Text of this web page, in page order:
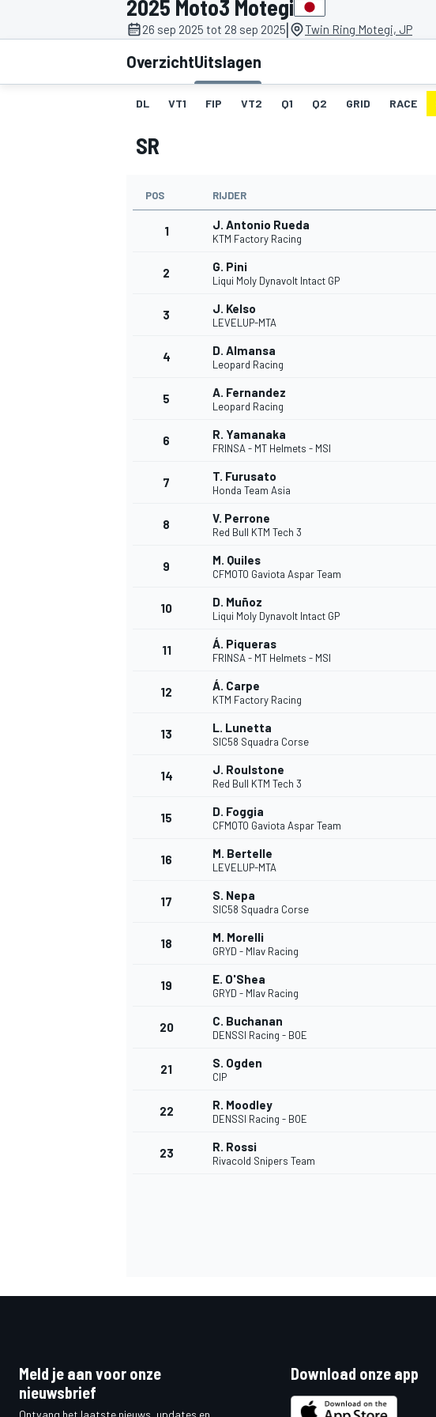
DTM
2025 Moto3 Motegi
26 sep 2025 tot 28 sep 2025| Twin Ring Motegi, JP
OverzichtUitslagen
DL VT1 FIP VT2 Q1 Q2 GRID RACE
SR
POS RIJDER
1 J. Antonio Rueda
KTM Factory Racing
2 G. Pini
Liqui Moly Dynavolt Intact GP
3 J. Kelso
LEVELUP-MTA
4 D. Almansa
Leopard Racing
5 A. Fernandez
Leopard Racing
6 R. Yamanaka
FRINSA - MT Helmets - MSI
7 T. Furusato
Honda Team Asia
8 V. Perrone
Red Bull KTM Tech 3
9 M. Quiles
CFMOTO Gaviota Aspar Team
10 D. Muñoz
Liqui Moly Dynavolt Intact GP
11 Á. Piqueras
FRINSA - MT Helmets - MSI
12 Á. Carpe
KTM Factory Racing
13 L. Lunetta
SIC58 Squadra Corse
14 J. Roulstone
Red Bull KTM Tech 3
15 D. Foggia
CFMOTO Gaviota Aspar Team
16 M. Bertelle
LEVELUP-MTA
17 S. Nepa
SIC58 Squadra Corse
18 M. Morelli
GRYD - Mlav Racing
19 E. O'Shea
GRYD - Mlav Racing
20 C. Buchanan
DENSSI Racing - BOE
21 S. Ogden
CIP
22 R. Moodley
DENSSI Racing - BOE
23 R. Rossi
Rivacold Snipers Team
Meld je aan voor onze
nieuwsbrief
Ontvang het laatste nieuws, updates en
Download onze app